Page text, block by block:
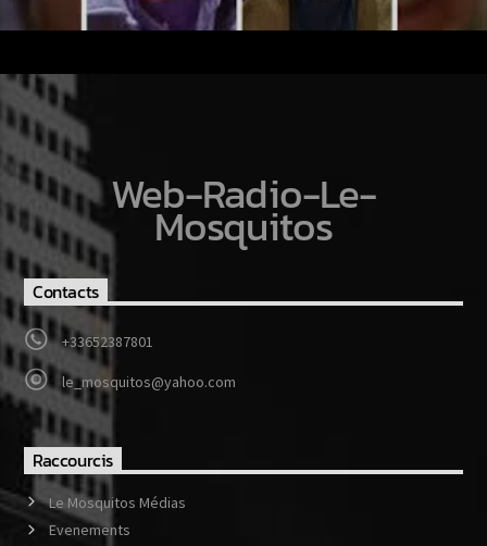
Web-Radio-Le-
Mosquitos
Contacts
+33652387801
le_mosquitos@yahoo.com
Raccourcis
Le Mosquitos Médias
Evenements